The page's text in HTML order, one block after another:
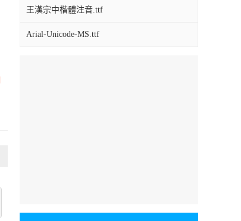
王漢宗中楷體注音.ttf
Arial-Unicode-MS.ttf